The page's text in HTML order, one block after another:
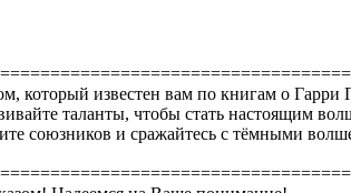
который известен вам по книгам о Гарри
таланты, чтобы стать настоящим
союзников и сражайтесь с тёмными